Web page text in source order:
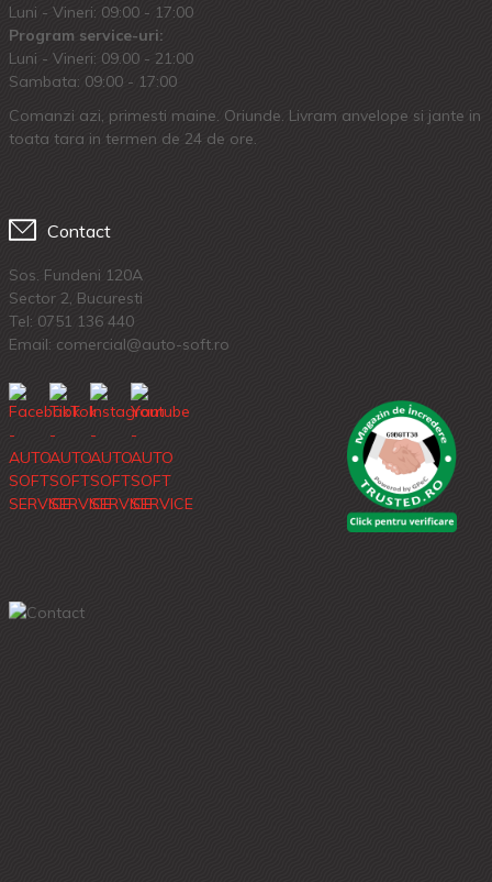
Luni - Vineri: 09:00 - 17:00
Program service-uri:
Luni - Vineri: 09.00 - 21:00
Sambata: 09:00 - 17:00
Comanzi azi, primesti maine. Oriunde. Livram anvelope si jante in
toata tara in termen de 24 de ore.
Contact
Sos. Fundeni 120A
Sector 2, Bucuresti
Tel: 0751 136 440
Email: comercial@auto-soft.ro